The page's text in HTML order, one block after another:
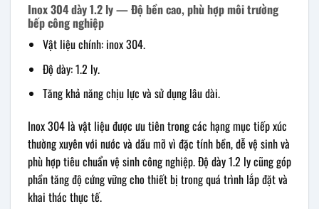
Inox 304 dày 1.2 ly — Độ bền cao, phù hợp môi trường
bếp công nghiệp
Vật liệu chính: inox 304.
Độ dày: 1.2 ly.
Tăng khả năng chịu lực và sử dụng lâu dài.
Inox 304 là vật liệu được ưu tiên trong các hạng mục tiếp xúc
thường xuyên với nước và dầu mỡ vì đặc tính bền, dễ vệ sinh và
phù hợp tiêu chuẩn vệ sinh công nghiệp. Độ dày 1.2 ly cũng góp
phần tăng độ cứng vững cho thiết bị trong quá trình lắp đặt và
khai thác thực tế.